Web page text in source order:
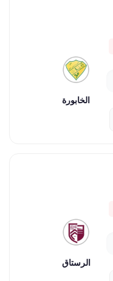
الخابورة
الرستاق